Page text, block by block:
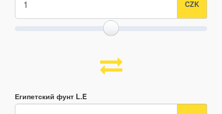
Египетский фунт L.E